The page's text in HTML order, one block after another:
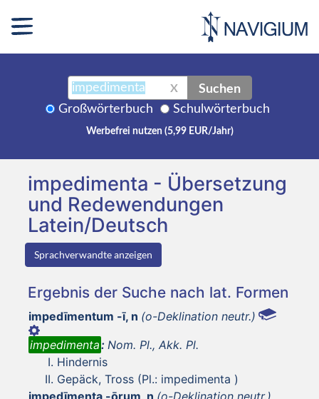
X Suchen
Großwörterbuch Schulwörterbuch
Werbefrei nutzen (5,99 EUR/Jahr)
impedimenta - Übersetzung
und Redewendungen
Latein/Deutsch
Sprachverwandte anzeigen
Ergebnis der Suche nach lat. Formen
impedīmentum -ī, n (o-Deklination neutr.)
impedimenta: Nom. Pl., Akk. Pl.
Hindernis
Gepäck, Tross (Pl.: impedimenta )
impedīmenta -ōrum, n (o-Deklination neutr.)